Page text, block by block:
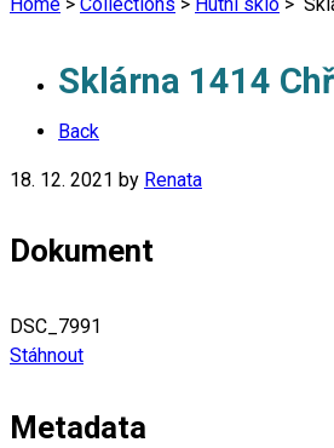
Sklárna 1414
Back
18. 12. 2021 by Renata
Dokument
DSC_7991
Stáhnout
Metadata